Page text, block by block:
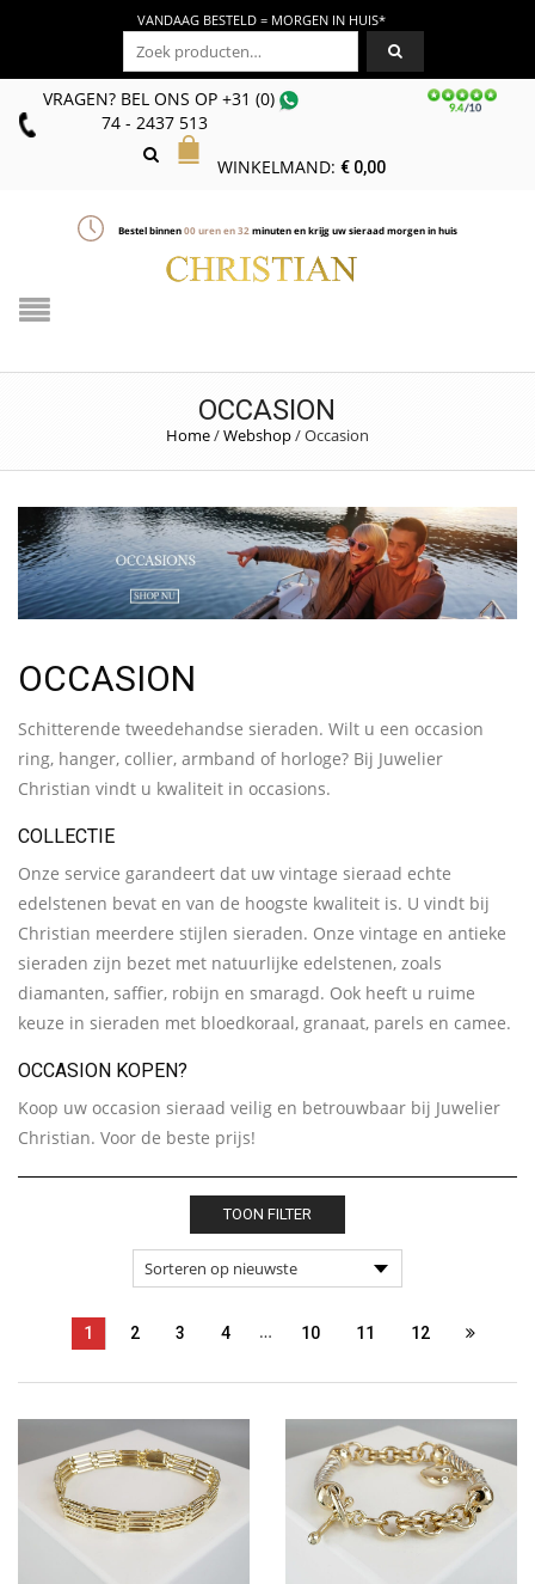
VANDAAG BESTELD = MORGEN IN HUIS*
Zoeken naar:
VRAGEN? BEL ONS OP+31 (0)
74 - 2437 513
WINKELMAND: €0,00
Bestel binnen00uren en32 minuten en krijg uw sieraad morgen in huis
OCCASION
Home/Webshop/Occasion
OCCASION
Schitterende tweedehandse sieraden. Wilt u een occasion
ring, hanger, collier, armband of horloge? Bij Juwelier
Christian vindt u kwaliteit in occasions.
COLLECTIE
Onze service garandeert dat uw vintage sieraad echte
edelstenen bevat en van de hoogste kwaliteit is. U vindt bij
Christian meerdere stijlen sieraden. Onze vintage en antieke
sieraden zijn bezet met natuurlijke edelstenen, zoals
diamanten, saffier, robijn en smaragd. Ook heeft u ruime
keuze in sieraden met bloedkoraal, granaat, parels en camee.
OCCASION KOPEN?
Koop uw occasion sieraad veilig en betrouwbaar bij Juwelier
Christian. Voor de beste prijs!
TOON FILTER
1 2 3 4 … 10 11 12